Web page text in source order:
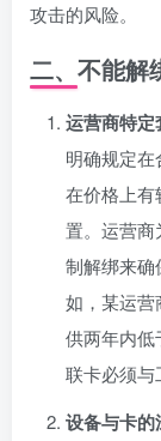
攻击的风险。
二、不能解
运营商特定
明确规定
在价格上
置。运营商
制解绑来确
如，某运营
供两年内低
联卡必须与
设备与卡的